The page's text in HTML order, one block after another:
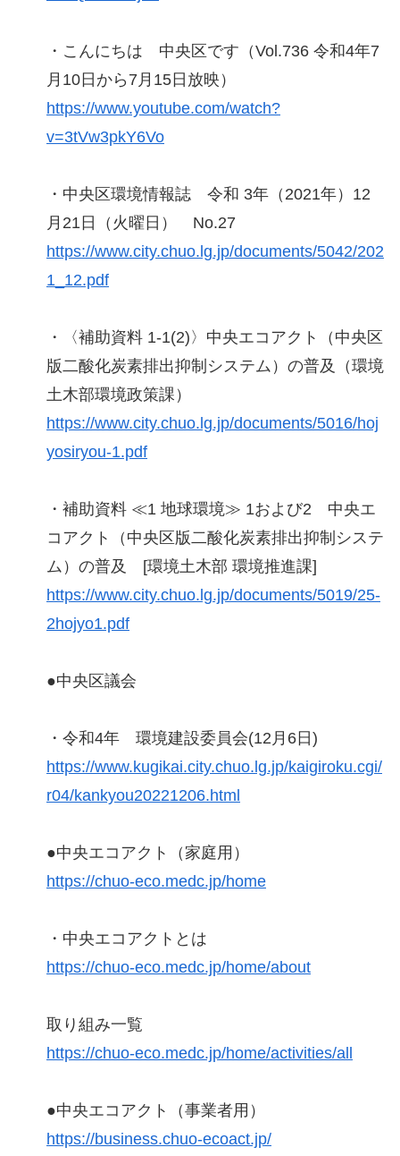
・こんにちは 中央区です（Vol.736 令和4年7
月10日から7月15日放映）
https://www.youtube.com/watch?
v=3tVw3pkY6Vo
・中央区環境情報誌 令和 3年（2021年）12
月21日（火曜日） No.27
https://www.city.chuo.lg.jp/documents/5042/202
1_12.pdf
・〈補助資料 1-1(2)〉中央エコアクト（中央区
版二酸化炭素排出抑制システム）の普及（環境
土木部環境政策課）
https://www.city.chuo.lg.jp/documents/5016/hoj
yosiryou-1.pdf
・補助資料 ≪1 地球環境≫ 1および2 中央エ
コアクト（中央区版二酸化炭素排出抑制システ
ム）の普及 [環境土木部 環境推進課]
https://www.city.chuo.lg.jp/documents/5019/25-
2hojyo1.pdf
●中央区議会
・令和4年 環境建設委員会(12月6日)
https://www.kugikai.city.chuo.lg.jp/kaigiroku.cgi/
r04/kankyou20221206.html
●中央エコアクト（家庭用）
https://chuo-eco.medc.jp/home
・中央エコアクトとは
https://chuo-eco.medc.jp/home/about
取り組み一覧
https://chuo-eco.medc.jp/home/activities/all
●中央エコアクト（事業者用）
https://business.chuo-ecoact.jp/